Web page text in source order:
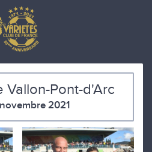
Vallon-Pont-d'Arc
2021